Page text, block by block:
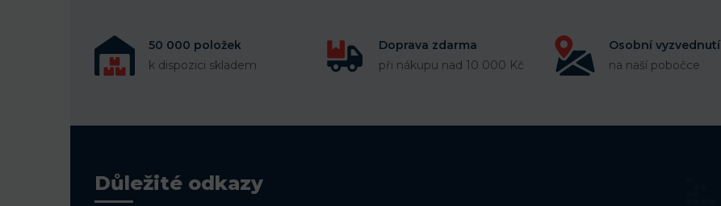
50 000 položek
k dispozici skladem
Doprava zdarma
při nákupu nad 10 000 Kč
Osobní vyzvednutí
na naší pobočce
Důležité odkazy